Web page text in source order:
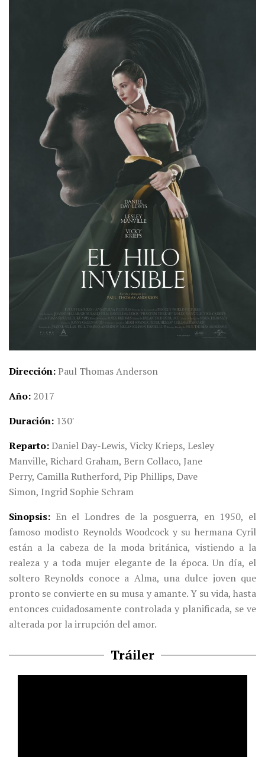
Dirección Paul Thomas Anderson
Año 2017
Duración 130′
Reparto Daniel Day-Lewis, Vicky Krieps, Lesley
Manville, Richard Graham, Bern Collaco, Jane
Perry, Camilla Rutherford, Pip Phillips, Dave
Simon, Ingrid Sophie Schram
Sinopsis
En el Londres de la posguerra, en 1950, el
famoso modisto Reynolds Woodcock y su hermana Cyril
están a la cabeza de la moda británica, vistiendo a la
realeza y a toda mujer elegante de la época. Un día, el
soltero Reynolds conoce a Alma, una dulce joven que
pronto se convierte en su musa y amante. Y su vida, hasta
entonces cuidadosamente controlada y planificada, se ve
alterada por la irrupción del amor.
Tráiler